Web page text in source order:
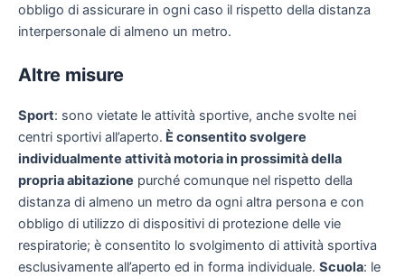
obbligo di assicurare in ogni caso il rispetto della distanza
interpersonale di almeno un metro.
Altre misure
Sport: sono vietate le attività sportive, anche svolte nei
centri sportivi all’aperto. È consentito svolgere
individualmente attività motoria in prossimità della
propria abitazione purché comunque nel rispetto della
distanza di almeno un metro da ogni altra persona e con
obbligo di utilizzo di dispositivi di protezione delle vie
respiratorie; è consentito lo svolgimento di attività sportiva
esclusivamente all’aperto ed in forma individuale. Scuola: le